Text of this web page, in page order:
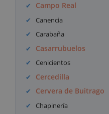
Campo Real
Canencia
Carabaña
Casarrubuelos
Cenicientos
Cercedilla
Cervera de Buitrago
Chapinería